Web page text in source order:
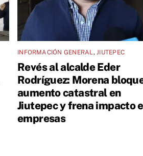
INFORMACIÓN GENERAL , JIUTEPEC
Revés al alcalde Eder
Rodríguez: Morena
aumento catastral en
Jiutepec y frena impacto
empresas